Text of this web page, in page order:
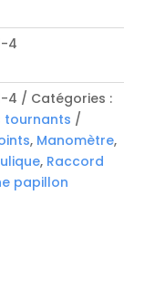
4
4
Catégories :
tournants
, Manomètre,
, Raccord
papillon